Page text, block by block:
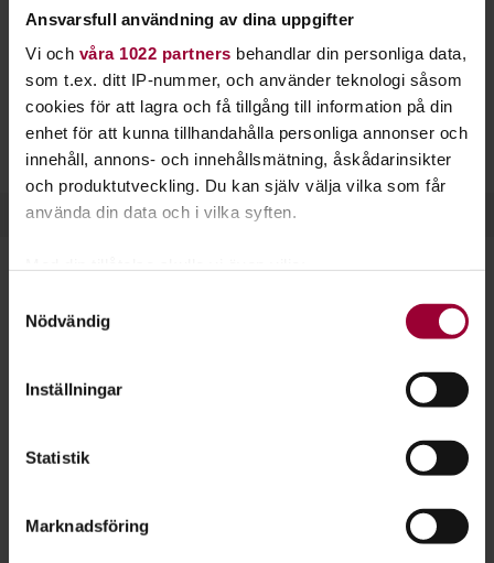
Ansvarsfull användning av dina uppgifter
Vi och våra 1022 partners behandlar din personliga data,
som t.ex. ditt IP-nummer, och använder teknologi såsom
cookies för att lagra och få tillgång till information på din
enhet för att kunna tillhandahålla personliga annonser och
innehåll, annons- och innehållsmätning, åskådarinsikter
och produktutveckling. Du kan själv välja vilka som får
använda din data och i vilka syften.
som kan ha en noggrannhet på upp till flera meter
Ta reda på mer om hur dina personliga uppgifter
Du kan ändra eller dra tillbaka ditt samtycke när som
För att du ska få en så bra upplevelse som möjligt
Nödvändig
Inställningar
Statistik
Marknadsföring
Husdjur
Det går givetvis att starta studiecirklar och lära sig om även
andra djur än hundar. Även katter, kaniner, ormar, möss,
hamstrar och papegojor behöver träning och du som
djurägare kan lära dig mycket om deras liv, hälsa och vilken
mat som passar dem bäst.
Lär dig tillsammans med andra genom att starta en